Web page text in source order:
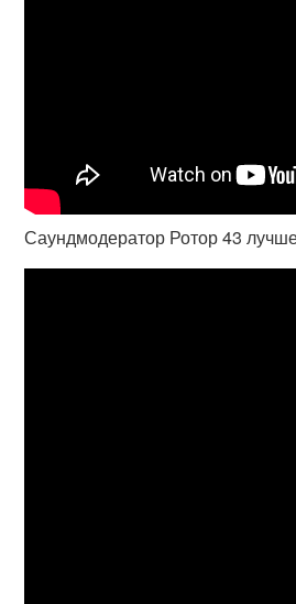
Саундмодератор Ротор 43